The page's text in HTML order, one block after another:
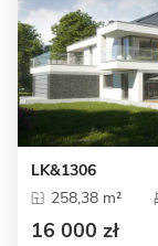
LK&1306
258,38 m²
16 000 zł